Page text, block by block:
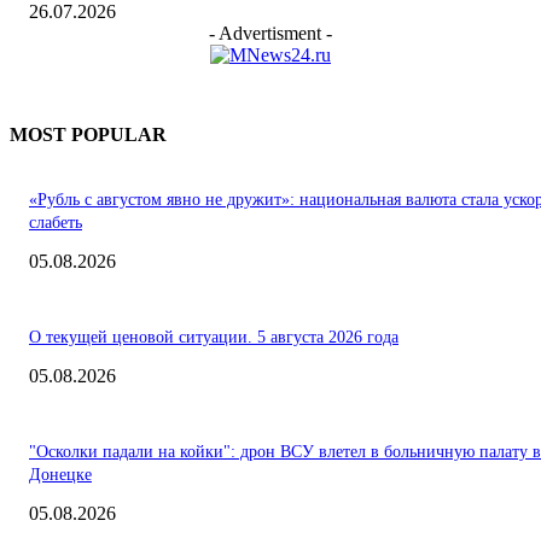
26.07.2026
- Advertisment -
MOST POPULAR
«Рубль с августом явно не дружит»: национальная валюта стала
слабеть
05.08.2026
О текущей ценовой ситуации. 5 августа 2026 года
05.08.2026
"Осколки падали на койки": дрон ВСУ влетел в больничную палату в
Донецке
05.08.2026